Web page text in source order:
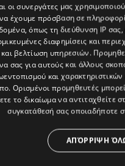
,ΕΛΕΝΗ ΡΑΝΤΟΥ
οι συνεργάτες μας
να έχουμε πρόσβαση σε
όπως τη διεύθυνση IP σας,
διαφημίσεις και
και βελτίωση υπηρεσιών.
σας για αυτούς και άλλους
και
Ορισμένοι προμηθευτές
το δικαίωμα να αντιταχθείτε
συγκατάθεσή σας οποιαδήποτε
ΑΠΌΡΡΙΨΗ